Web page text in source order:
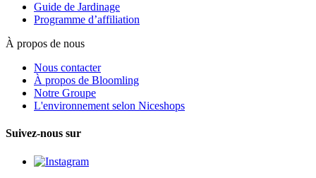
Guide de Jardinage
Programme d’affiliation
À propos de nous
Nous contacter
À propos de Bloomling
Notre Groupe
L'environnement selon Niceshops
Suivez-nous sur